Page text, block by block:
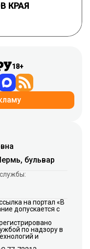
КРАЯ
18+
бульвар
на портал «В
допускается с
по надзору в
и